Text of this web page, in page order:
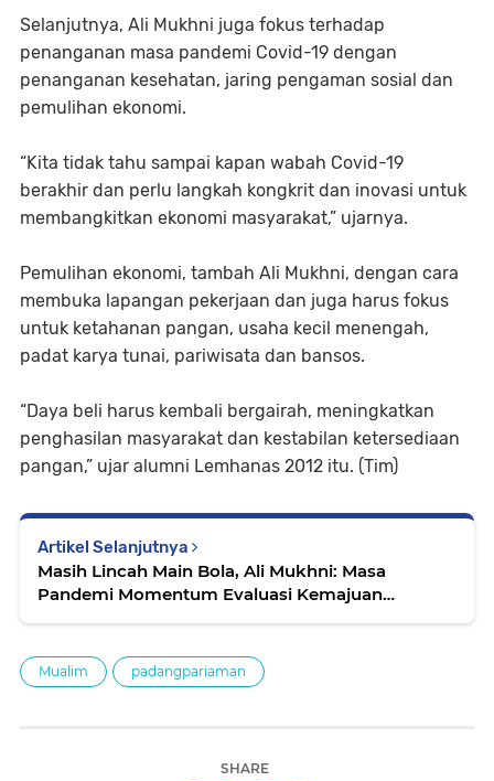
Selanjutnya, Ali Mukhni juga fokus terhadap
penanganan masa pandemi Covid-19 dengan
penanganan kesehatan, jaring pengaman sosial dan
pemulihan ekonomi.
“Kita tidak tahu sampai kapan wabah Covid-19
berakhir dan perlu langkah kongkrit dan inovasi untuk
membangkitkan ekonomi masyarakat,” ujarnya.
Pemulihan ekonomi, tambah Ali Mukhni, dengan cara
membuka lapangan pekerjaan dan juga harus fokus
untuk ketahanan pangan, usaha kecil menengah,
padat karya tunai, pariwisata dan bansos.
“Daya beli harus kembali bergairah, meningkatkan
penghasilan masyarakat dan kestabilan ketersediaan
pangan,” ujar alumni Lemhanas 2012 itu. (Tim)
Artikel Selanjutnya
Masih Lincah Main Bola, Ali Mukhni: Masa
Pandemi Momentum Evaluasi Kemajuan
Mualim padangpariaman
SHARE